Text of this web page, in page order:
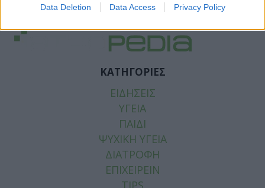
Data Deletion Data Access Privacy Policy
ΑΝΑΚΛΗΣΗ ΕΦΕΤ,ΕΦΕΤ
ΚΑΤΗΓΟΡΙΕΣ
ΕΙΔΗΣΕΙΣ
ΥΓΕΙΑ
ΠΑΙΔΙ
ΨΥΧΙΚΗ ΥΓΕΙΑ
ΔΙΑΤΡΟΦΗ
ΕΠΙΧΕΙΡΕΙΝ
TIPS